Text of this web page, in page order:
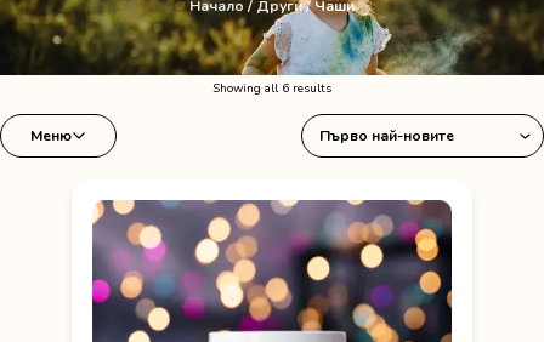
Начало / Други/ Чаши
Showing all 6 resultsSorted
by
latest
Меню